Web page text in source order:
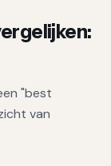
"best
van